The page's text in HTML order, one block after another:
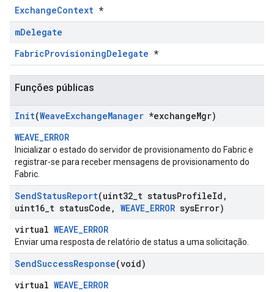
ExchangeContext *
mDelegate
FabricProvisioningDelegate *
Funções públicas
Init(WeaveExchangeManager *exchangeMgr)
WEAVE_ERROR
Inicializar o estado do servidor de provisionamento do Fabric e
registrar-se para receber mensagens de provisionamento do
Fabric.
SendStatusReport(uint32 t statusProfileId ,
uint16 t statusCode , WEAVE_ERROR sysError)
virtual WEAVE_ERROR
Enviar uma resposta de relatório de status a uma solicitação.
SendSuccessResponse(void)
virtual WEAVE_ERROR